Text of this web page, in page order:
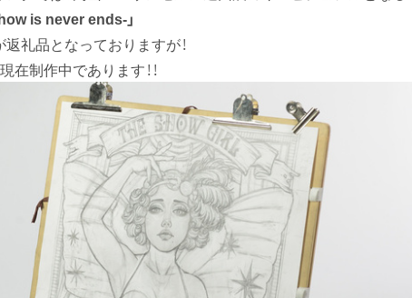
is never ends-」
礼品となっておりますが！
在制作中であります！！